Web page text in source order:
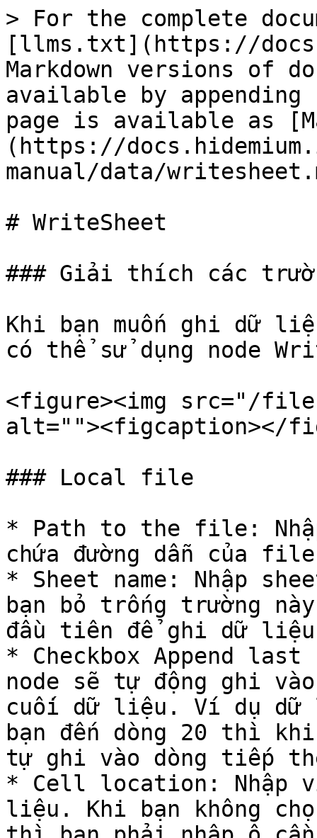
> For the complete
[llms.txt](https://
Markdown versions of
available by
page is available as
(https://
manual/data/
# WriteSheet
### Giải thích các
Khi bạn muốn ghi dữ
có thể sử dụng node
<figure><img src="/
alt=""><figcaption></
### Local file
* Path to the file: Nhập
chứa đường dẫn của
* Sheet name: Nhập
bạn bỏ trống trường
đầu tiên để ghi dữ
* Checkbox Append
node sẽ tự động ghi
cuối dữ liệu. Ví dụ
bạn đến dòng 20 thì khi
tự ghi vào dòng tiếp
* Cell location: Nhập
liệu. Khi bạn không